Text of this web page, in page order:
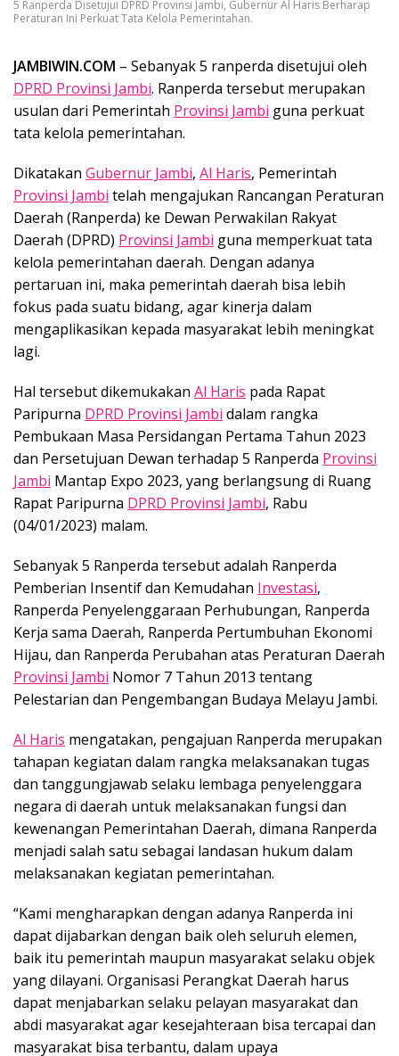
5 Ranperda Disetujui DPRD Provinsi Jambi, Gubernur Al Haris Berharap
Peraturan Ini Perkuat Tata Kelola Pemerintahan.
JAMBIWIN.COM – Sebanyak 5 ranperda disetujui oleh
DPRD Provinsi Jambi. Ranperda tersebut merupakan
usulan dari Pemerintah Provinsi Jambi guna perkuat
tata kelola pemerintahan.
Dikatakan Gubernur Jambi, Al Haris, Pemerintah
Provinsi Jambi telah mengajukan Rancangan Peraturan
Daerah (Ranperda) ke Dewan Perwakilan Rakyat
Daerah (DPRD) Provinsi Jambi guna memperkuat tata
kelola pemerintahan daerah. Dengan adanya
pertaruan ini, maka pemerintah daerah bisa lebih
fokus pada suatu bidang, agar kinerja dalam
mengaplikasikan kepada masyarakat lebih meningkat
lagi.
Hal tersebut dikemukakan Al Haris pada Rapat
Paripurna DPRD Provinsi Jambi dalam rangka
Pembukaan Masa Persidangan Pertama Tahun 2023
dan Persetujuan Dewan terhadap 5 Ranperda Provinsi
Jambi Mantap Expo 2023, yang berlangsung di Ruang
Rapat Paripurna DPRD Provinsi Jambi, Rabu
(04/01/2023) malam.
Sebanyak 5 Ranperda tersebut adalah Ranperda
Pemberian Insentif dan Kemudahan Investasi,
Ranperda Penyelenggaraan Perhubungan, Ranperda
Kerja sama Daerah, Ranperda Pertumbuhan Ekonomi
Hijau, dan Ranperda Perubahan atas Peraturan Daerah
Provinsi Jambi Nomor 7 Tahun 2013 tentang
Pelestarian dan Pengembangan Budaya Melayu Jambi.
Al Haris mengatakan, pengajuan Ranperda merupakan
tahapan kegiatan dalam rangka melaksanakan tugas
dan tanggungjawab selaku lembaga penyelenggara
negara di daerah untuk melaksanakan fungsi dan
kewenangan Pemerintahan Daerah, dimana Ranperda
menjadi salah satu sebagai landasan hukum dalam
melaksanakan kegiatan pemerintahan.
“Kami mengharapkan dengan adanya Ranperda ini
dapat dijabarkan dengan baik oleh seluruh elemen,
baik itu pemerintah maupun masyarakat selaku objek
yang dilayani. Organisasi Perangkat Daerah harus
dapat menjabarkan selaku pelayan masyarakat dan
abdi masyarakat agar kesejahteraan bisa tercapai dan
masyarakat bisa terbantu, dalam upaya